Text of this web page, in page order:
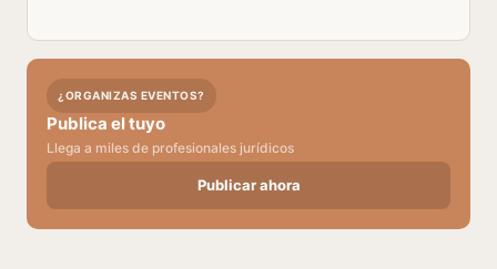
¿ORGANIZAS EVENTOS?
Publica el tuyo
Llega a miles de profesionales jurídicos
Publicar ahora